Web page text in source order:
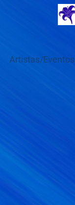
Artistas/Eventos